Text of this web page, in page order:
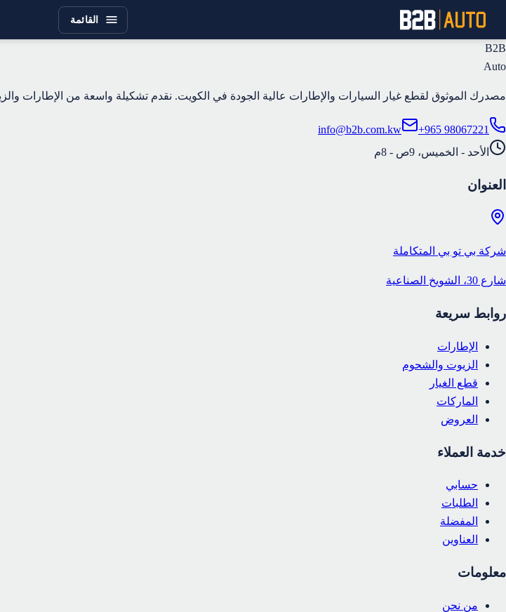
القائمة
B2B
Auto
مصدرك الموثوق لقطع غيار السيارات والإطارات عالية الجودة في الكويت. نقدم تشكيلة واسعة من الإطارات
+965 98067221
info@b2b.com.kw
الأحد - الخميس، 9ص - 8م
العنوان
شركة بي تو بي المتكاملة
شارع 30، الشويخ الصناعية
روابط سريعة
الإطارات
الزيوت والشحوم
قطع الغيار
الماركات
العروض
خدمة العملاء
حسابي
الطلبات
المفضلة
العناوين
معلومات
من نحن